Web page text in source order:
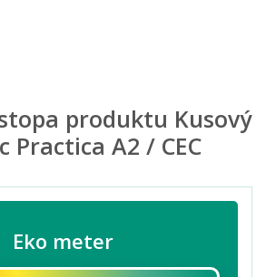
produktu Kusový
Practica A2 / CEC
Eko meter